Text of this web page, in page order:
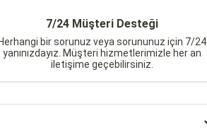
7/24 Müşteri Desteği
Herhangi bir sorunuz veya sorununuz için 7/24
yanınızdayız. Müşteri hizmetlerimizle her an
iletişime geçebilirsiniz.